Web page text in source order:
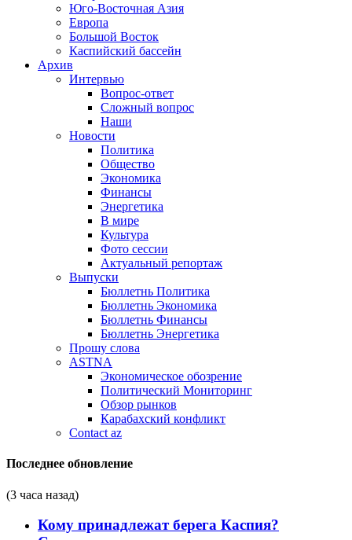
Юго-Восточная Азия
Европа
Большой Восток
Каспийский бассейн
Архив
Интервью
Вопрос-ответ
Сложный вопрос
Наши
Новости
Политика
Общество
Экономика
Финансы
Энергетика
В мире
Культура
Фото сессии
Актуальный репортаж
Выпуски
Бюллетнь Политика
Бюллетнь Экономика
Бюллетнь Финансы
Бюллетнь Энергетика
Прошу слова
ASTNA
Экономическое обозрение
Политический Мониторинг
Обзор рынков
Карабахский конфликт
Contact az
Последнее обновление
(3 часа назад)
Кому принадлежат берега Каспия?